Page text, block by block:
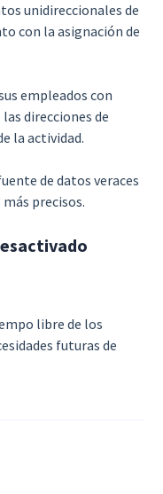
unidireccionales de
con la asignación de
empleados con
direcciones de
la actividad.
de datos veraces
precisos.
libre de los
futuras de